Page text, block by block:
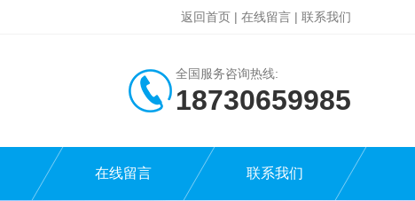
返回首页 | 在线留言 | 联系我们
全国服务咨询热线:
18730659985
在线留言 联系我们